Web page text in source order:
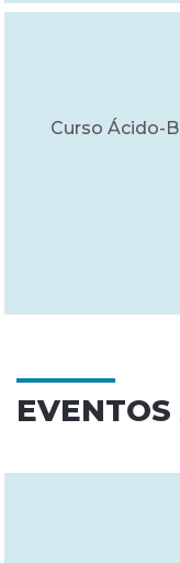
Curso Ácido-